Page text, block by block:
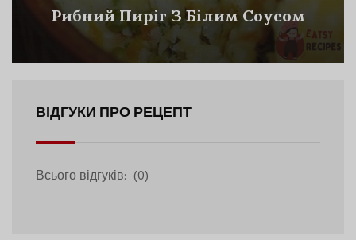
Рибний Пиріг З Білим Соусом
ВІДГУКИ ПРО РЕЦЕПТ
Всього відгуків: (0)